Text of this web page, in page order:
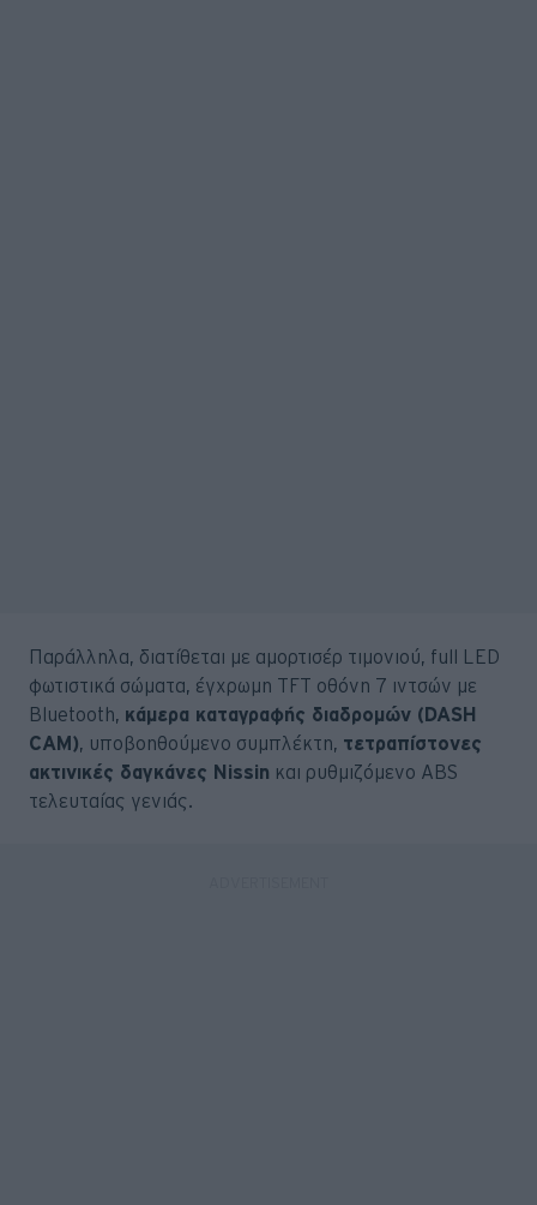
Παράλληλα, διατίθεται με αμορτισέρ τιμονιού, full LED
φωτιστικά σώματα, έγχρωμη TFT οθόνη 7 ιντσών με
Bluetooth, κάμερα καταγραφής διαδρομών (DASH
CAM), υποβοηθούμενο συμπλέκτη, τετραπίστονες
ακτινικές δαγκάνες Nissin και ρυθμιζόμενο ABS
τελευταίας γενιάς.